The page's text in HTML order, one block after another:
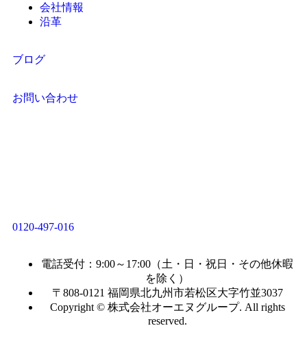
会社情報
沿革
ブログ
お問い合わせ
0120-497-016
電話受付：9:00～17:00（土・日・祝日・その他休暇
を除く）
〒808-0121 福岡県北九州市若松区大字竹並3037
Copyright © 株式会社オーエヌグループ. All rights
reserved.